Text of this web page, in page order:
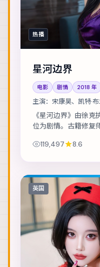
热播
星河边界
电影 剧情 2018 年
主演： 宋康昊、凯特·
《星河边界》由徐
位为剧情。古籍修复
特、朱一龙 等，表演
119,497 8.6
英国